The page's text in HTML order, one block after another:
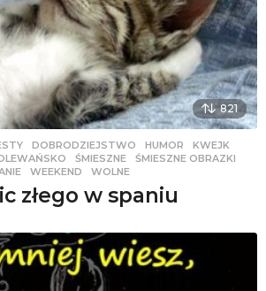
821
,DOBRODZIEJSTWO ,HUMOR ,KWEJK
,ŚMIESZNE ,ŚMIESZNE OBRAZKI
,WEEKEND ,WOLNE
złego w spaniu